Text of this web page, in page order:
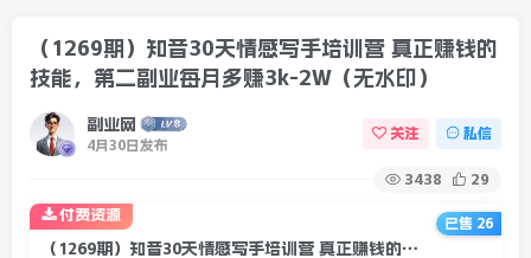
（1269期）知音30天情感写手培训营 真正赚钱的
技能，第二副业每月多赚3k-2W（无水印）
副业网
4月30日发布
关注 私信
3438 29
（1269期）知音30天情感写手培训营 真正赚钱的技能，第二副业每月多赚3k-2W（无水印）
付费资源
已售 26